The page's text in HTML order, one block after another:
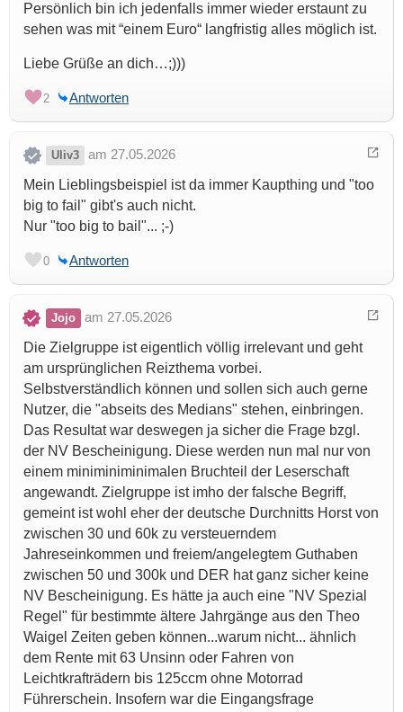
Persönlich bin ich jedenfalls immer wieder erstaunt zu
sehen was mit “einem Euro“ langfristig alles möglich ist.
Liebe Grüße an dich…;)))
2 Antworten
Uliv3
am 27.05.2026
Mein Lieblingsbeispiel ist da immer Kaupthing und "too
big to fail" gibt's auch nicht.
Nur "too big to bail"... ;-)
0 Antworten
Jojo
am 27.05.2026
Die Zielgruppe ist eigentlich völlig irrelevant und geht
am ursprünglichen Reizthema vorbei.
Selbstverständlich können und sollen sich auch gerne
Nutzer, die "abseits des Medians" stehen, einbringen.
Das Resultat war deswegen ja sicher die Frage bzgl.
der NV Bescheinigung. Diese werden nun mal nur von
einem miniminiminimalen Bruchteil der Leserschaft
angewandt. Zielgruppe ist imho der falsche Begriff,
gemeint ist wohl eher der deutsche Durchnitts Horst von
zwischen 30 und 60k zu versteuerndem
Jahreseinkommen und freiem/angelegtem Guthaben
zwischen 50 und 300k und DER hat ganz sicher keine
NV Bescheinigung. Es hätte ja auch eine "NV Spezial
Regel" für bestimmte ältere Jahrgänge aus den Theo
Waigel Zeiten geben können...warum nicht... ähnlich
dem Rente mit 63 Unsinn oder Fahren von
Leichtkrafträdern bis 125ccm ohne Motorrad
Führerschein. Insofern war die Eingangsfrage